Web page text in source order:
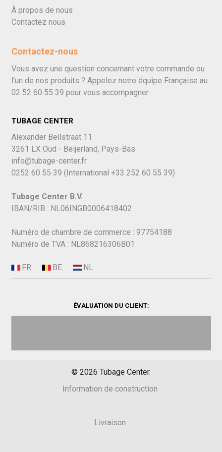
À propos de nous
Contactez nous
Contactez-nous
Vous avez une question concernant votre commande ou
l'un de nos produits ? Appelez notre équipe Française au
02 52 60 55 39 pour vous accompagner
TUBAGE CENTER
Alexander Bellstraat 11
3261 LX Oud - Beijerland, Pays-Bas
info@tubage-center.fr
0252 60 55 39 (International +33 252 60 55 39)
Tubage Center B.V.
IBAN/RIB : NL06INGB0006418402
Numéro de chambre de commerce : 97754188
Numéro de TVA : NL868216306B01
ÉVALUATION DU CLIENT:
© 2026 Tubage Center.
Information de construction
Livraison